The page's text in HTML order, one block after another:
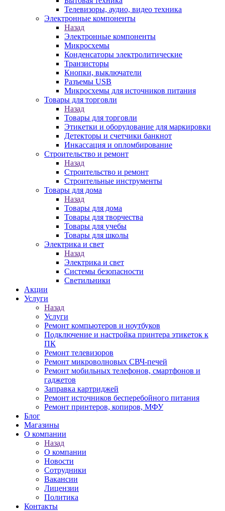
Телевизоры, аудио, видео техника
Электронные компоненты
Назад
Электронные компоненты
Микросхемы
Конденсаторы электролитические
Транзисторы
Кнопки, выключатели
Разъемы USB
Микросхемы для источников питания
Товары для торговли
Назад
Товары для торговли
Этикетки и оборудование для маркировки
Детекторы и счетчики банкнот
Инкассация и опломбирование
Строительство и ремонт
Назад
Строительство и ремонт
Строительные инструменты
Товары для дома
Назад
Товары для дома
Товары для творчества
Товары для учебы
Товары для школы
Электрика и свет
Назад
Электрика и свет
Системы безопасности
Светильники
Акции
Услуги
Назад
Услуги
Ремонт компьютеров и ноутбуков
Подключение и настройка принтера этикеток к
ПК
Ремонт телевизоров
Ремонт микроволновых СВЧ-печей
Ремонт мобильных телефонов, смартфонов и
гаджетов
Заправка картриджей
Ремонт источников бесперебойного питания
Ремонт принтеров, копиров, МФУ
Блог
Магазины
О компании
Назад
О компании
Новости
Сотрудники
Вакансии
Лицензии
Политика
Контакты